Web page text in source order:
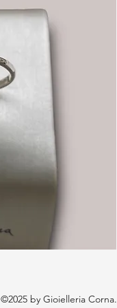
©2025 by Gioielleria Corna.